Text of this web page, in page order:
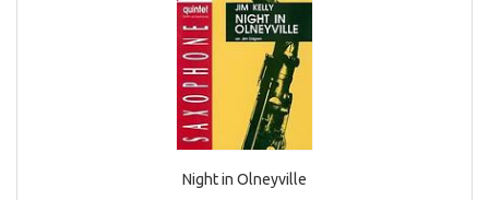
Night in Olneyville